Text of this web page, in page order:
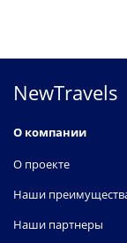
NewTravels
О компании
О проекте
Наши
Наши партнеры